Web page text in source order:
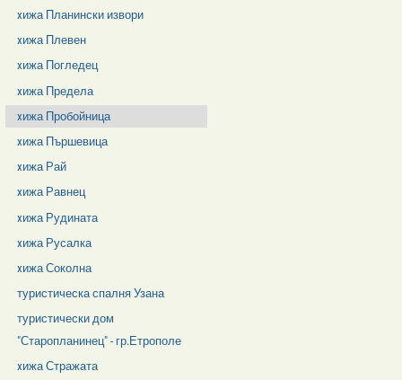
xижа Планински извори
xижа Плевен
xижа Погледец
xижа Предела
xижа Пробойница
xижа Пършевица
xижа Рай
xижа Равнец
xижа Рудината
xижа Русалка
xижа Соколна
туристическа спалня Узана
туристически дом
"Старопланинец" - гр.Етрополе
xижа Стражата